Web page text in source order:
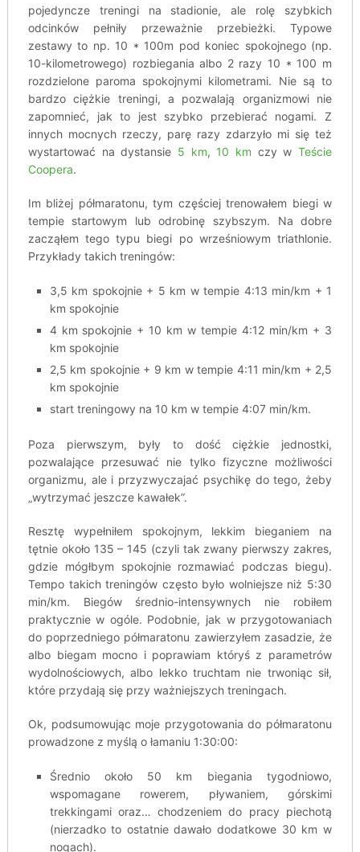
pojedyncze treningi na stadionie, ale rolę szybkich
odcinków pełniły przeważnie przebieżki. Typowe
zestawy to np. 10 * 100m pod koniec spokojnego (np.
10-kilometrowego) rozbiegania albo 2 razy 10 * 100 m
rozdzielone paroma spokojnymi kilometrami. Nie są to
bardzo ciężkie treningi, a pozwalają organizmowi nie
zapomnieć, jak to jest szybko przebierać nogami. Z
innych mocnych rzeczy, parę razy zdarzyło mi się też
wystartować na dystansie 5 km, 10 km czy wTeście
Coopera.
Im bliżej półmaratonu, tym częściej trenowałem biegi w
tempie startowym lub odrobinę szybszym. Na dobre
zacząłem tego typu biegi po wrześniowym triathlonie.
Przykłady takich treningów:
3,5 km spokojnie + 5 km w tempie 4:13 min/km + 1
km spokojnie
4 km spokojnie + 10 km w tempie 4:12 min/km + 3
km spokojnie
2,5 km spokojnie + 9 km w tempie 4:11 min/km + 2,5
km spokojnie
start treningowy na 10 km w tempie 4:07 min/km.
Poza pierwszym, były to dość ciężkie jednostki,
pozwalające przesuwać nie tylko fizyczne możliwości
organizmu, ale i przyzwyczajać psychikę do tego, żeby
„wytrzymać jeszcze kawałek”.
Resztę wypełniłem spokojnym, lekkim bieganiem na
tętnie około 135 – 145 (czyli tak zwany pierwszy zakres,
gdzie mógłbym spokojnie rozmawiać podczas biegu).
Tempo takich treningów często było wolniejsze niż 5:30
min/km. Biegów średnio-intensywnych nie robiłem
praktycznie w ogóle. Podobnie, jak w przygotowaniach
do poprzedniego półmaratonu zawierzyłem zasadzie, że
albo biegam mocno i poprawiam któryś z parametrów
wydolnościowych, albo lekko truchtam nie trwoniąc sił,
które przydają się przy ważniejszych treningach.
Ok, podsumowując moje przygotowania do półmaratonu
prowadzone z myślą o łamaniu 1:30:00:
Średnio około 50 km biegania tygodniowo,
wspomagane rowerem, pływaniem, górskimi
trekkingami oraz… chodzeniem do pracy piechotą
(nierzadko to ostatnie dawało dodatkowe 30 km w
nogach).